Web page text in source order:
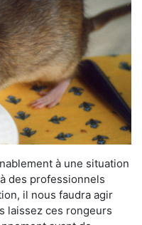
à une situation
des professionnels
il nous faudra agir
laissez ces rongeurs